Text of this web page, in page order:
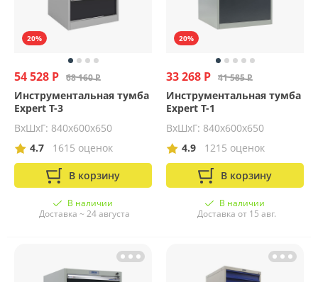
20%
54 528 Р 68 160 Р
Инструментальная тумба
Expert T-3
ВхШхГ: 840x600x650
4.7
1615 оценок
В корзину
В наличии
Доставка ~ 24 августа
20%
33 268 Р 41 585 Р
Инструментальная тумба
Expert T-1
ВхШхГ: 840х600х650
4.9
1215 оценок
В корзину
В наличии
Доставка от 15 авг.